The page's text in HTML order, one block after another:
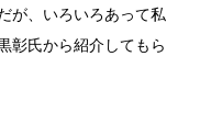
が、いろいろあって私
彰氏から紹介してもら